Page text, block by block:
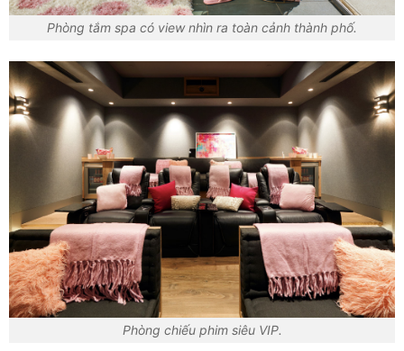
Phòng tắm spa có view nhìn ra toàn cảnh thành phố.
Phòng chiếu phim siêu VIP.